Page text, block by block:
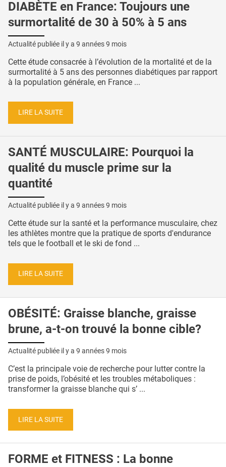
DIABÈTE en France: Toujours une
surmortalité de 30 à 50% à 5 ans
Actualité publiée il y a 9 années 9 mois
Cette étude consacrée à l’évolution de la mortalité et de la
surmortalité à 5 ans des personnes diabétiques par rapport
à la population générale, en France ...
LIRE LA SUITE
SANTÉ MUSCULAIRE: Pourquoi la
qualité du muscle prime sur la
quantité
Actualité publiée il y a 9 années 9 mois
Cette étude sur la santé et la performance musculaire, chez
les athlètes montre que la pratique de sports d'endurance
tels que le football et le ski de fond ...
LIRE LA SUITE
OBÉSITÉ: Graisse blanche, graisse
brune, a-t-on trouvé la bonne cible?
Actualité publiée il y a 9 années 9 mois
C’est la principale voie de recherche pour lutter contre la
prise de poids, l’obésité et les troubles métaboliques :
transformer la graisse blanche qui s’ ...
LIRE LA SUITE
FORME et FITNESS : La bonne